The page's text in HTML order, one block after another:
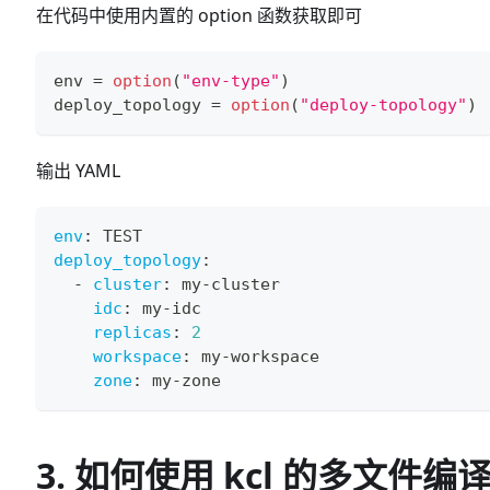
在代码中使用内置的 option 函数获取即可
env = option ( "env-type" )
deploy_topology = option ( "deploy-topology" )
输出 YAML
env:
TEST
deploy_topology:
-
cluster: my-cluster
idc : my-idc
replicas :
2
workspace: my-workspace
zone: my-zone
3. 如何使用 kcl 的多文件编译